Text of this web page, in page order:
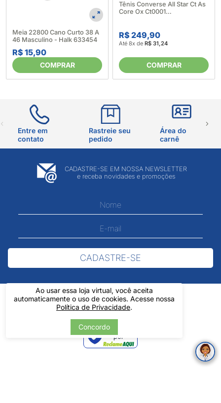
Meia 22800 Cano Curto 38 A
46 Masculino - Halk 633454
R$ 15,90
COMPRAR
Tênis Converse All Star Ct As
Core Ox Ct0001
R$ 249,90
Até 8x de R$ 31,24
COMPRAR
Ao usar essa loja virtual, você aceita
automaticamente o uso de cookies. Acesse nossa
Política de Privacidade.
Concordo
Entre em
contato
Rastreie seu
pedido
Área do
carnê
CADASTRE-SE EM NOSSA NEWSLETTER
e receba novidades e promoções
CADASTRE-SE
Verificada
por